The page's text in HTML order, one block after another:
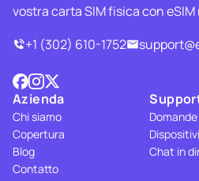
vostra carta SIM fisica con
+1 (302) 610-1752
Azienda
Chi siamo
Copertura
Blog
Contatto
Chat in